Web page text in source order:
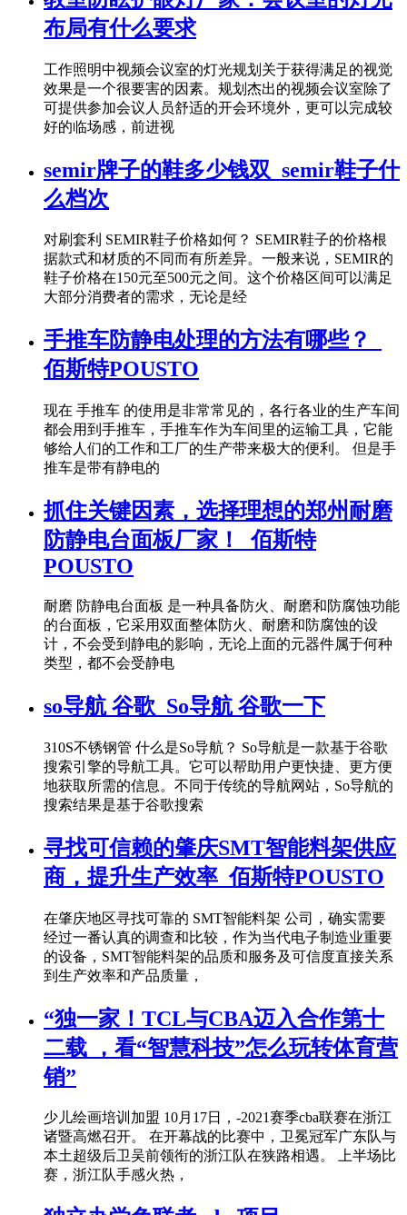
布局有什么要求
工作照明中视频会议室的灯光规划关于获得满足的视觉
效果是一个很要害的因素。规划杰出的视频会议室除了
可提供参加会议人员舒适的开会环境外，更可以完成较
好的临场感，前进视
semir牌子的鞋多少钱双_semir鞋子什
么档次
对刷套利 SEMIR鞋子价格如何？ SEMIR鞋子的价格根
据款式和材质的不同而有所差异。一般来说，SEMIR的
鞋子价格在150元至500元之间。这个价格区间可以满足
大部分消费者的需求，无论是经
手推车防静电处理的方法有哪些？_
佰斯特POUSTO
现在 手推车 的使用是非常常见的，各行各业的生产车间
都会用到手推车，手推车作为车间里的运输工具，它能
够给人们的工作和工厂的生产带来极大的便利。 但是手
推车是带有静电的
抓住关键因素，选择理想的郑州耐磨
防静电台面板厂家！_佰斯特
POUSTO
耐磨 防静电台面板 是一种具备防火、耐磨和防腐蚀功能
的台面板，它采用双面整体防火、耐磨和防腐蚀的设
计，不会受到静电的影响，无论上面的元器件属于何种
类型，都不会受静电
so导航 谷歌_So导航 谷歌一下
310S不锈钢管 什么是So导航？ So导航是一款基于谷歌
搜索引擎的导航工具。它可以帮助用户更快捷、更方便
地获取所需的信息。不同于传统的导航网站，So导航的
搜索结果是基于谷歌搜索
寻找可信赖的肇庆SMT智能料架供应
商，提升生产效率_佰斯特POUSTO
在肇庆地区寻找可靠的 SMT智能料架 公司，确实需要
经过一番认真的调查和比较，作为当代电子制造业重要
的设备，SMT智能料架的品质和服务及可信度直接关系
到生产效率和产品质量，
“独一家！TCL与CBA迈入合作第十
二载 ，看“智慧科技”怎么玩转体育营
销”
少儿绘画培训加盟 10月17日，-2021赛季cba联赛在浙江
诸暨高燃召开。 在开幕战的比赛中，卫冕冠军广东队与
本土超级后卫吴前领衔的浙江队在狭路相遇。 上半场比
赛，浙江队手感火热，